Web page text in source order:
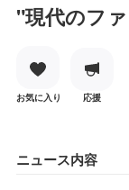
"現代のフ
お気に入り 応援
ニュース内容